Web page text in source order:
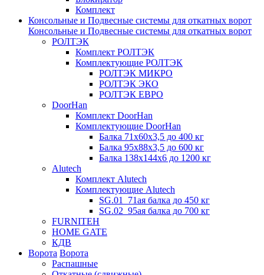
Комплект
Консольные и Подвесные системы для откатных ворот
Консольные и Подвесные системы для откатных ворот
РОЛТЭК
Комплект РОЛТЭК
Комплектующие РОЛТЭК
РОЛТЭК МИКРО
РОЛТЭК ЭКО
РОЛТЭК ЕВРО
DoorHan
Комплект DoorHan
Комплектующие DoorHan
Балка 71х60х3,5 до 400 кг
Балка 95х88х3,5 до 600 кг
Балка 138х144х6 до 1200 кг
Alutech
Комплект Alutech
Комплектующие Alutech
SG.01_71ая балка до 450 кг
SG.02_95ая балка до 700 кг
FURNITEH
HOME GATE
КДВ
Ворота Ворота
Распашные